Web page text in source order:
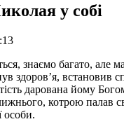
у собі
знаємо багато, але
здоров’я, встановив
дарована йому
котрою палав
особи.